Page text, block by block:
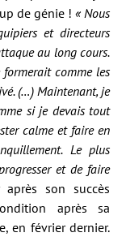
de génie ! « Nous
et directeurs
au long cours.
formerait comme les
(…) Maintenant, je
si je devais tout
calme et faire en
Le plus
et de faire
son succès
après sa
en février dernier.